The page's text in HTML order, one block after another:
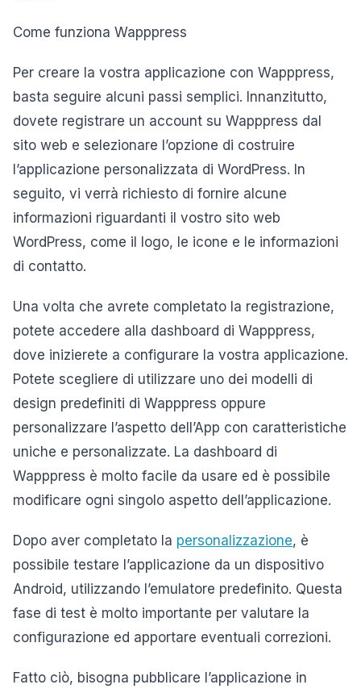
Come funziona Wapppress
Per creare la vostra applicazione con Wapppress,
basta seguire alcuni passi semplici. Innanzitutto,
dovete registrare un account su Wapppress dal
sito web e selezionare l’opzione di costruire
l’applicazione personalizzata di WordPress. In
seguito, vi verrà richiesto di fornire alcune
informazioni riguardanti il vostro sito web
WordPress, come il logo, le icone e le informazioni
di contatto.
Una volta che avrete completato la registrazione,
potete accedere alla dashboard di Wapppress,
dove inizierete a configurare la vostra applicazione.
Potete scegliere di utilizzare uno dei modelli di
design predefiniti di Wapppress oppure
personalizzare l’aspetto dell’App con caratteristiche
uniche e personalizzate. La dashboard di
Wapppress è molto facile da usare ed è possibile
modificare ogni singolo aspetto dell’applicazione.
Dopo aver completato la personalizzazione, è
possibile testare l’applicazione da un dispositivo
Android, utilizzando l’emulatore predefinito. Questa
fase di test è molto importante per valutare la
configurazione ed apportare eventuali correzioni.
Fatto ciò, bisogna pubblicare l’applicazione in